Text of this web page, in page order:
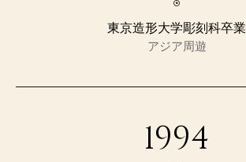
東京造形大学彫刻科卒業
アジア周遊
1994